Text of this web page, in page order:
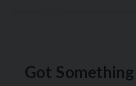
Got Something